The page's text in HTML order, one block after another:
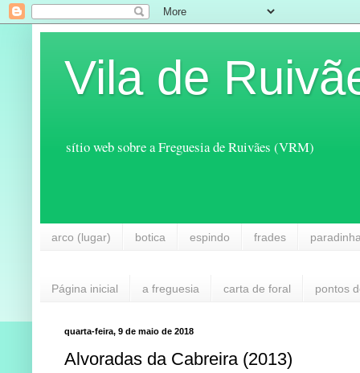
Vila de
sítio web sobre a Freguesia de Ruivães (VRM)
arco (lugar) botica espindo frades
Página inicial a freguesia carta de foral pontos
quarta-feira, 9 de maio de 2018
Alvoradas da Cabreira (2013)